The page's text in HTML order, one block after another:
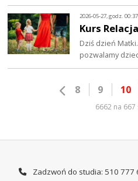
2026-05-27, godz. 00:37
Kurs Relacja
Dziś dzień
pozwalamy
8 9 10
6662 na
Zadzwoń do studia: 510 777